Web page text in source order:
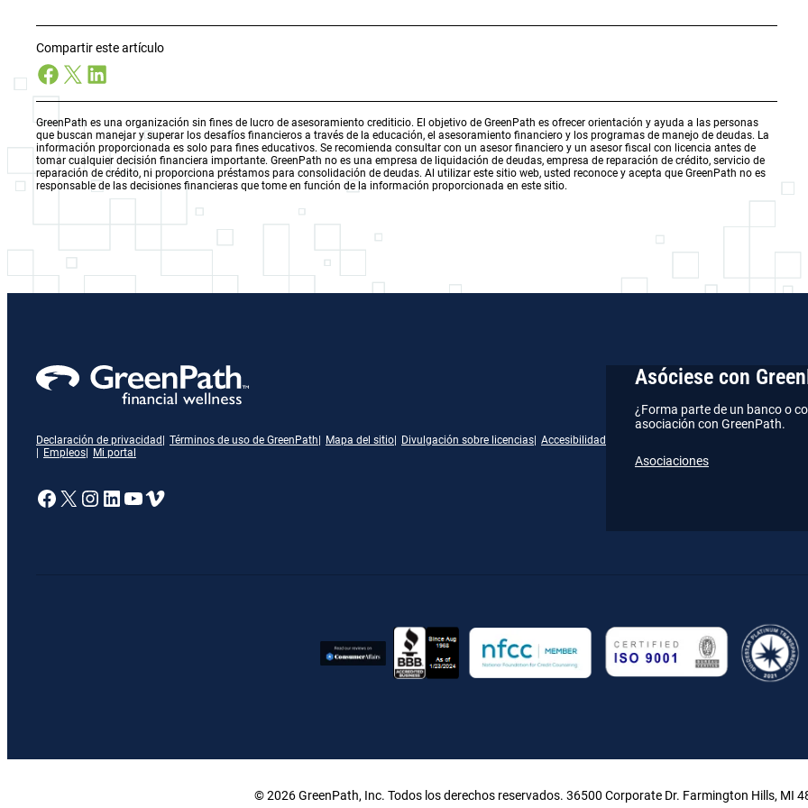
Compartir este artículo
Facebook
X LinkedIn
GreenPath es una organización sin fines de lucro de asesoramiento crediticio. El objetivo de GreenPath es ofrecer orientación y ayuda a las personas
que buscan manejar y superar los desafíos financieros a través de la educación, el asesoramiento financiero y los programas de manejo de deudas. La
información proporcionada es solo para fines educativos. Se recomienda consultar con un asesor financiero y un asesor fiscal con licencia antes de
tomar cualquier decisión financiera importante. GreenPath no es una empresa de liquidación de deudas, empresa de reparación de crédito, servicio de
reparación de crédito, ni proporciona préstamos para consolidación de deudas. Al utilizar este sitio web, usted reconoce y acepta que GreenPath no es
responsable de las decisiones financieras que tome en función de la información proporcionada en este sitio.
Declaración de privacidad Términos de uso de GreenPath Mapa del sitio Divulgación sobre licencias Accesibilidad
Empleos
Mi portal
Enlace a nuestra página de Facebook
X Enlace a nuestra página de Instagram
Enlace a nuestra página de LinkedIn
Enlace a nuestra página de YouTube
Vimeo
Asóciese con
¿Forma parte de un banco o
asociación con GreenPath.
Asociaciones
© 2026 GreenPath, Inc. Todos los derechos reservados. 36500 Corporate Dr. Farmington Hills, MI